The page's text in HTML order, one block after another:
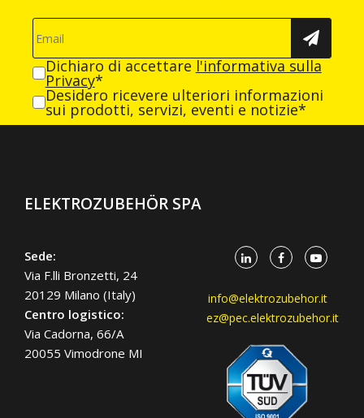
Dichiaro di accettare l'informativa sulla
Privacy*
Desidero ricevere ulteriori informazioni
sui prodotti, servizi, eventi e notizie*
ELEKTROZUBEHÖR SPA
Sede:
Via F.lli Bronzetti, 24
20129 Milano (Italy)
Centro logistico:
Via Cadorna, 66/A
20055 Vimodrone MI
info@elektrozubehor.it
ez@pec.elektrozubehor.it